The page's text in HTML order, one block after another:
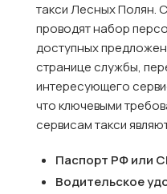
такси Лесных Полян.
проводят набор
доступных
странице службы,
интересующего
что ключевыми
сервисам такси
Паспорт РФ или
Водительское